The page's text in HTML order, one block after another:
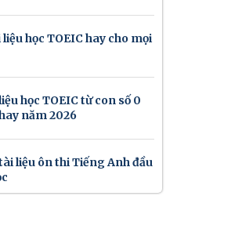
học TOEIC hay cho mọi
học TOEIC từ con số 0
năm 2026
liệu ôn thi Tiếng Anh đầu